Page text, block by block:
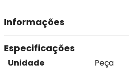
Informações
Especificações
Unidade
Peça